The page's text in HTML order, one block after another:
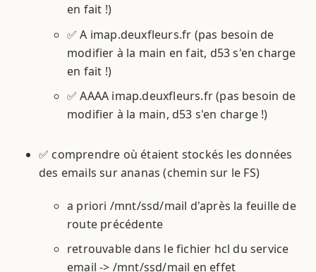
en fait !)
✅ A imap.deuxfleurs.fr (pas besoin de
modifier à la main en fait, d53 s'en charge
en fait !)
✅ AAAA imap.deuxfleurs.fr (pas besoin de
modifier à la main, d53 s'en charge !)
✅ comprendre où étaient stockés les données
des emails sur ananas (chemin sur le FS)
a priori /mnt/ssd/mail d'après la feuille de
route précédente
retrouvable dans le fichier hcl du service
email -> /mnt/ssd/mail en effet